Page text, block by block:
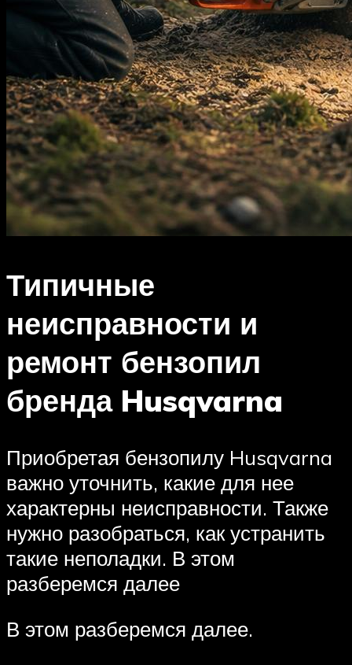
Типичные
неисправности и
ремонт бензопил
бренда Husqvarna
Приобретая бензопилу Husqvarna
важно уточнить, какие для нее
характерны неисправности. Также
нужно разобраться, как устранить
такие неполадки. В этом
разберемся далее
В этом разберемся далее.